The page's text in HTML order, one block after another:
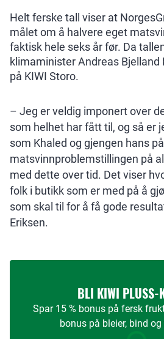
Helt ferske tall viser at
målet om å halvere eget
faktisk hele seks år før. Da
klimaminister Andreas Bjelland
på KIWI Storo.
– Jeg er veldig imponert over
som helhet har fått til, og så er
som Khaled og gjengen hans
matsvinnproblemstillingen på
med dette over tid. Det viser
folk i butikk som er med på å
som skal til for å få gode
Eriksen.
BLI KIWI PLUSS-
Spar 15 % bonus på fersk
bonus på bleier, bind